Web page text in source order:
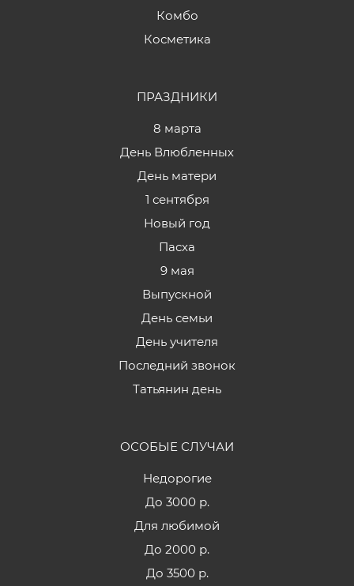
Комбо
Косметика
ПРАЗДНИКИ
8 марта
День Влюбленных
День матери
1 сентября
Новый год
Пасха
9 мая
Выпускной
День семьи
День учителя
Последний звонок
Татьянин день
ОСОБЫЕ СЛУЧАИ
Недорогие
До 3000 р.
Для любимой
До 2000 р.
До 3500 р.